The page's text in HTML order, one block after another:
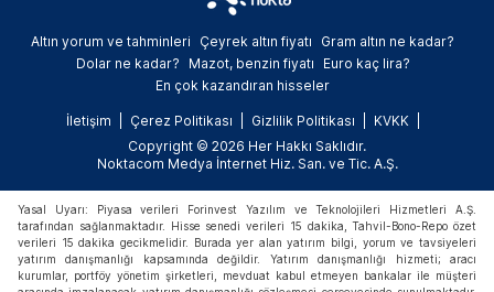
Altın yorum ve tahminleri Çeyrek altın fiyatı
Gram altın ne kadar?
Dolar ne kadar?
Mazot, benzin fiyatı
Euro kaç lira?
En çok kazandıran hisseler
İletişim Çerez Politikası Gizlilik Politikası
KVKK
Copyright © 2026 Her Hakkı Saklıdır.
Noktacom Medya İnternet Hiz. San. ve Tic. A.Ş.
Yasal Uyarı: Piyasa verileri Forinvest Yazılım ve Teknolojileri Hizmetleri A.Ş.
tarafından sağlanmaktadır. Hisse senedi verileri 15 dakika, Tahvil-Bono-Repo özet
verileri 15 dakika gecikmelidir. Burada yer alan yatırım bilgi, yorum ve tavsiyeleri
yatırım danışmanlığı kapsamında değildir. Yatırım danışmanlığı hizmeti; aracı
kurumlar, portföy yönetim şirketleri, mevduat kabul etmeyen bankalar ile müşteri